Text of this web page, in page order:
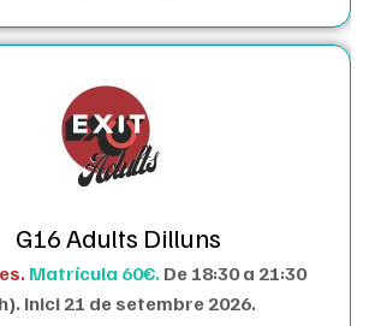
G16 Adults Dilluns
Matrícula 60€. De 18:30 a 21:30
Inici 21 de setembre 2026.